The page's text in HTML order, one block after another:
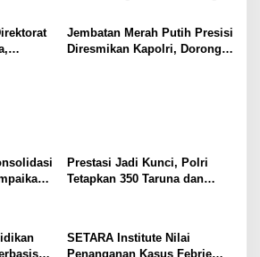
Jembatan Merah Putih Presisi
Diresmikan Kapolri, Dorong
Prestasi Jadi Kunci, Polri
Tetapkan 350 Taruna dan
SETARA Institute Nilai
Penanganan Kasus Febrie